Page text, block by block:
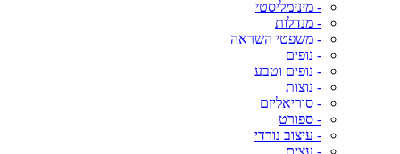
- מינימליסטי
- מנדלות
- משפטי השראה
- נופים
- נופים וטבע
- נוצות
- סוריאליזם
- ספורט
- עיצוב נורדי
- עצים